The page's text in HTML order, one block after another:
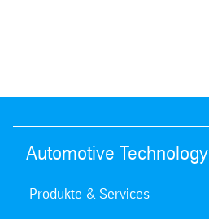
Automotive Technology
Produkte & Services